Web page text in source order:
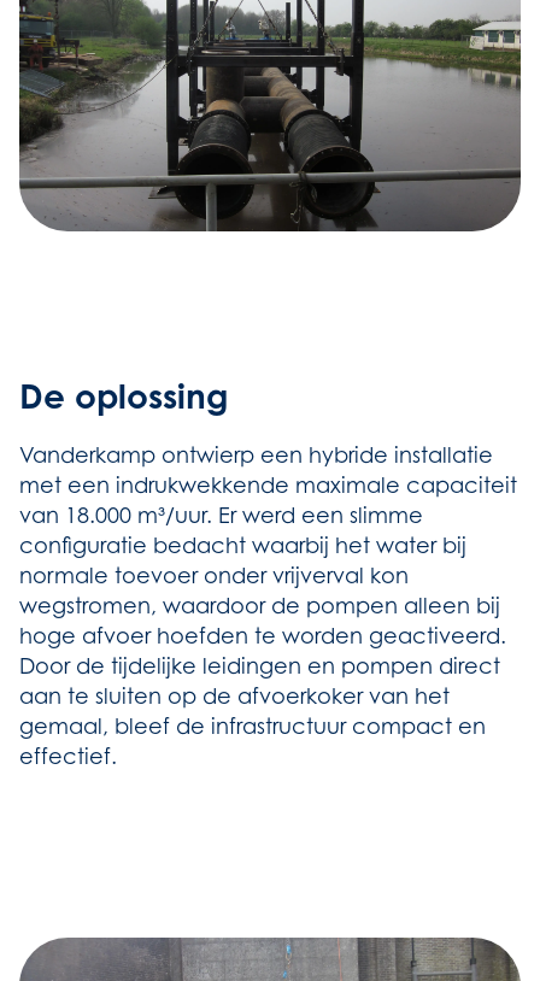
De oplossing
Vanderkamp ontwierp een hybride installatie
met een indrukwekkende maximale capaciteit
van 18.000 m³/uur. Er werd een slimme
configuratie bedacht waarbij het water bij
normale toevoer onder vrijverval kon
wegstromen, waardoor de pompen alleen bij
hoge afvoer hoefden te worden geactiveerd.
Door de tijdelijke leidingen en pompen direct
aan te sluiten op de afvoerkoker van het
gemaal, bleef de infrastructuur compact en
effectief.